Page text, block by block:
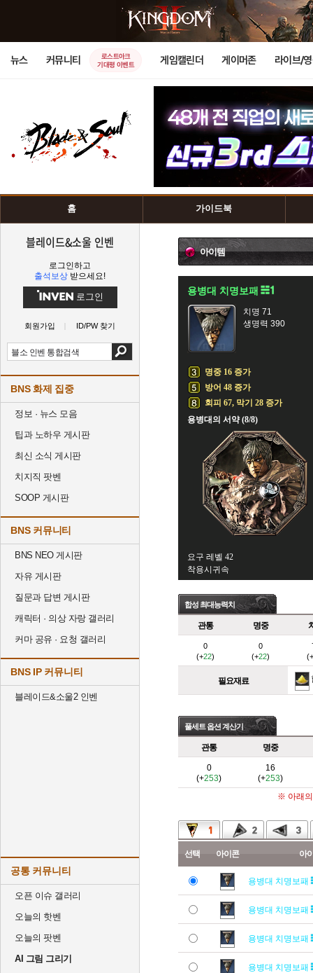
뉴스 커뮤니티
로스트아크
기대평 이벤트
게임캘린더 게이머존 라이브/
홈 가이드북
블레이드&소울 인벤
로그인하고
출석보상 받으세요!
로그인
회원가입 ID/PW 찾기
BNS 화제 집중
정보 · 뉴스 모음
팁과 노하우 게시판
최신 소식 게시판
치지직 팟벤
SOOP 게시판
BNS 커뮤니티
BNS NEO 게시판
자유 게시판
질문과 답변 게시판
캐릭터 · 의상 자랑 갤러리
커마 공유 · 요청 갤러리
BNS IP 커뮤니티
블레이드&소울2 인벤
공통 커뮤니티
오픈 이슈 갤러리
오늘의 핫벤
오늘의 팟벤
AI 그림 그리기
아이템
용병대 치명보패
치명 71
생명력 390
명중 16 증가
방어 48 증가
회피 67, 막기 28 증가
용병대의 서약 (8/8)
요구 레벨 42
착용시귀속
합성 최대능력치
관통 명중
0
(+22)
0
(+22)
(+
필요재료
풀세트 옵션 계산기
관통 명중
0
(+253)
16
(+253)
※ 아래의
선택 아이콘 아
용병대 치명보패
용병대 치명보패
용병대 치명보패
용병대 치명보패